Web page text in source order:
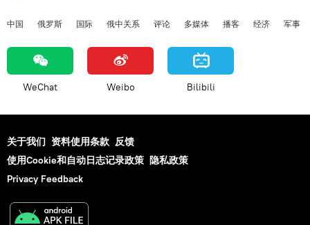
中国 俄罗斯 国际 俄中关系 评论 多媒体 播客 经济 军事
WeChat Weibo Bilibili
关于我们 资料使用条款 反馈
使用Cookie和自动日志记录政策 隐私政策
Privacy Feedback